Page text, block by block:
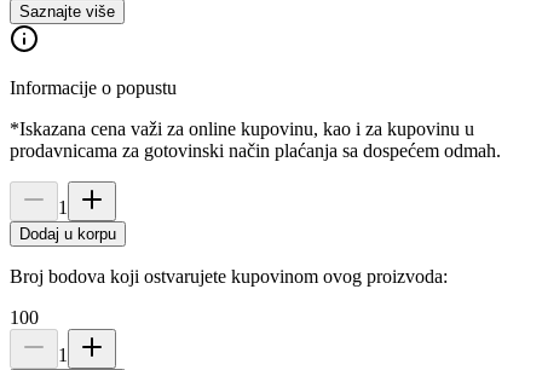
Saznajte više
Informacije o popustu
*Iskazana cena važi za online kupovinu, kao i za kupovinu u
prodavnicama za gotovinski način plaćanja sa dospećem odmah.
1
Dodaj u korpu
Broj bodova koji ostvarujete kupovinom ovog proizvoda:
100
1